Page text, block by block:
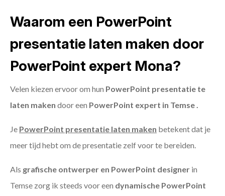
Waarom een PowerPoint
presentatie laten maken door
PowerPoint expert Mona?
Velen kiezen ervoor om hun PowerPoint presentatie te
laten maken door een PowerPoint expert in Temse .
Je PowerPoint presentatie laten maken betekent dat je
meer tijd hebt om de presentatie zelf voor te bereiden.
Als grafische ontwerper en PowerPoint designer in
Temse zorg ik steeds voor een dynamische PowerPoint